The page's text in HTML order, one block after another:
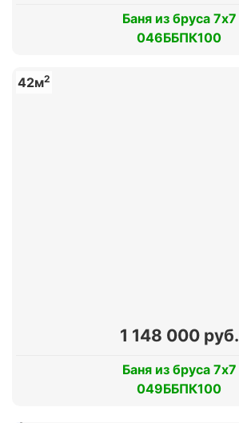
Баня из бруса 7х7
046ББПК100
42м2
1 148 000 руб.
Баня из бруса 7х7
049ББПК100